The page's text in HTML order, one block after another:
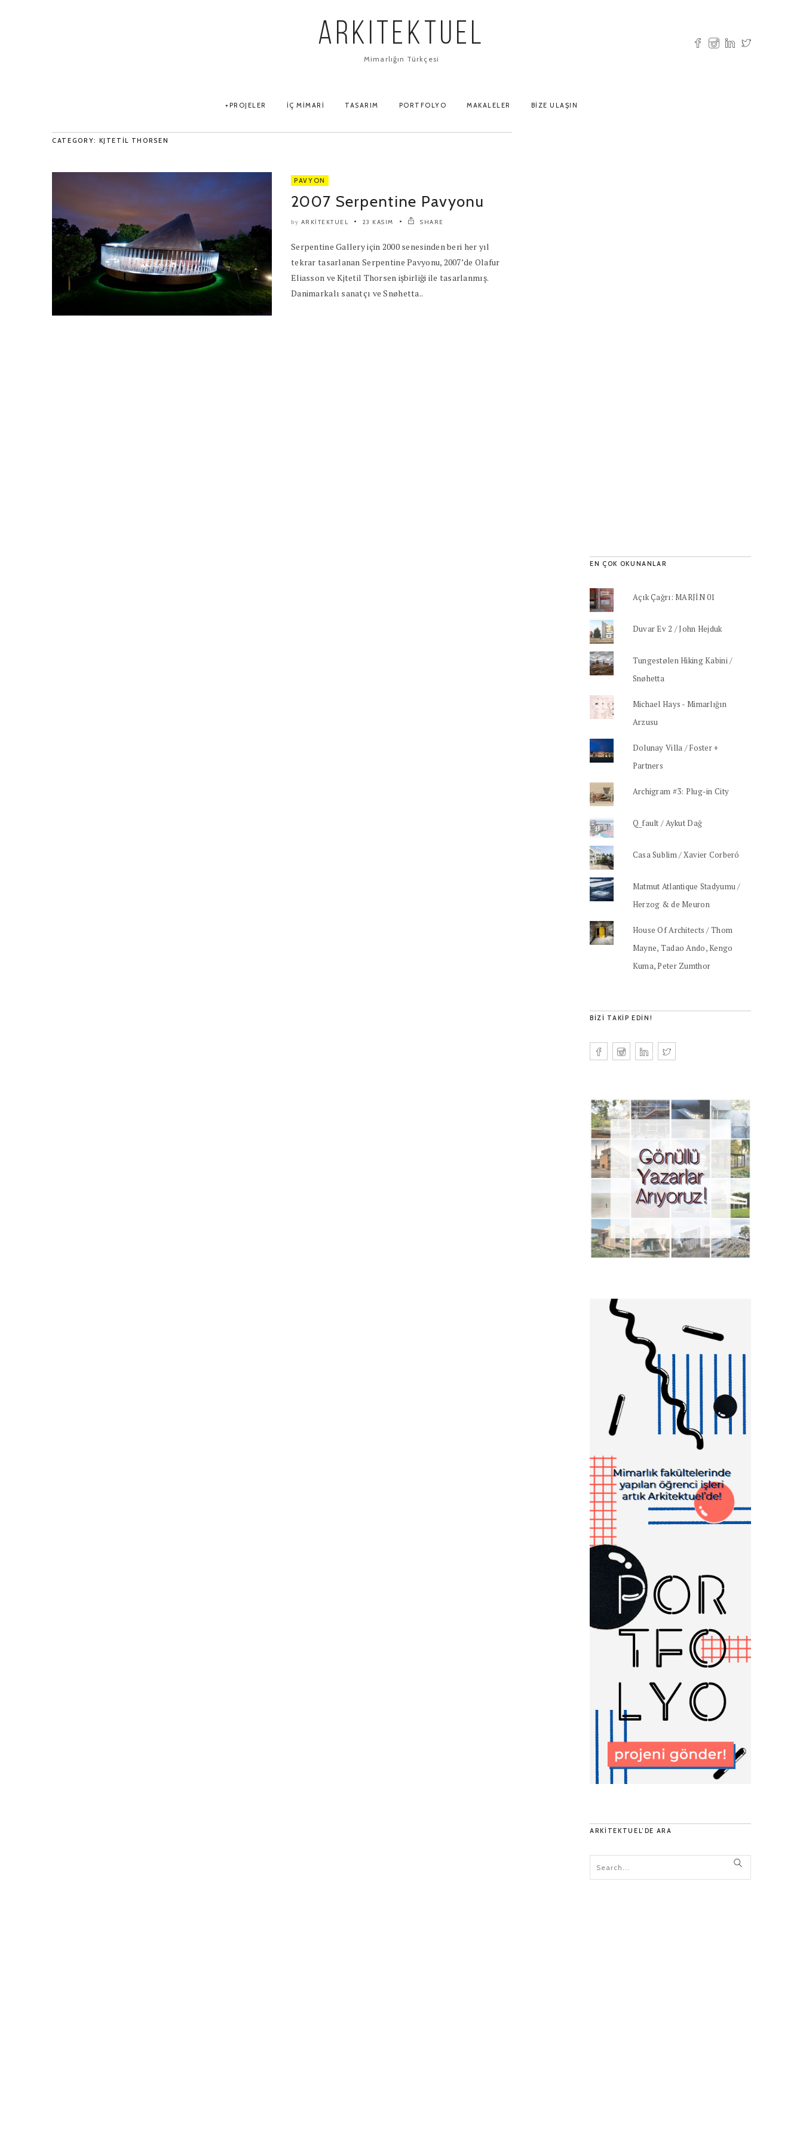
ARKITEKTUEL
Mimarlığın Türkçesi
PROJELER İÇ MIMARI TASARIM PORTFOLYO MAKALELER BIZE ULAŞIN
CATEGORY: KJTETIL THORSEN
PAVYON
2007 Serpentine Pavyonu
by ARKITEKTUEL 23 KASIM SHARE
Serpentine Gallery için 2000 senesinden beri her yıl
tekrar tasarlanan Serpentine Pavyonu, 2007’de Olafur
Eliasson ve Kjtetil Thorsen işbirliği ile tasarlanmış.
Danimarkalı sanatçı ve Snøhetta..
EN ÇOK OKUNANLAR
Açık Çağrı: MARJİN 01
Duvar Ev 2 / John Hejduk
Tungestølen Hiking Kabini /
Snøhetta
Michael Hays - Mimarlığın
Arzusu
Dolunay Villa / Foster +
Partners
Archigram #3: Plug-in City
Q_fault / Aykut Dağ
Casa Sublim / Xavier Corberó
Matmut Atlantique Stadyumu /
Herzog & de Meuron
House Of Architects / Thom
Mayne, Tadao Ando, Kengo
Kuma, Peter Zumthor
BIZI TAKIP EDIN!
ARKITEKTUEL’DE ARA